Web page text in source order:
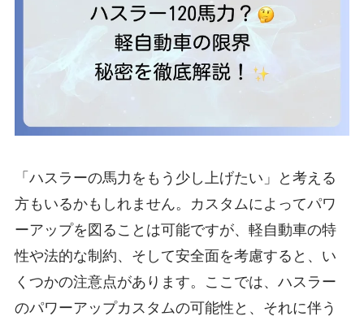
「ハスラーの馬力をもう少し上げたい」と考える
方もいるかもしれません。カスタムによってパワ
ーアップを図ることは可能ですが、軽自動車の特
性や法的な制約、そして安全面を考慮すると、い
くつかの注意点があります。ここでは、ハスラー
のパワーアップカスタムの可能性と、それに伴う